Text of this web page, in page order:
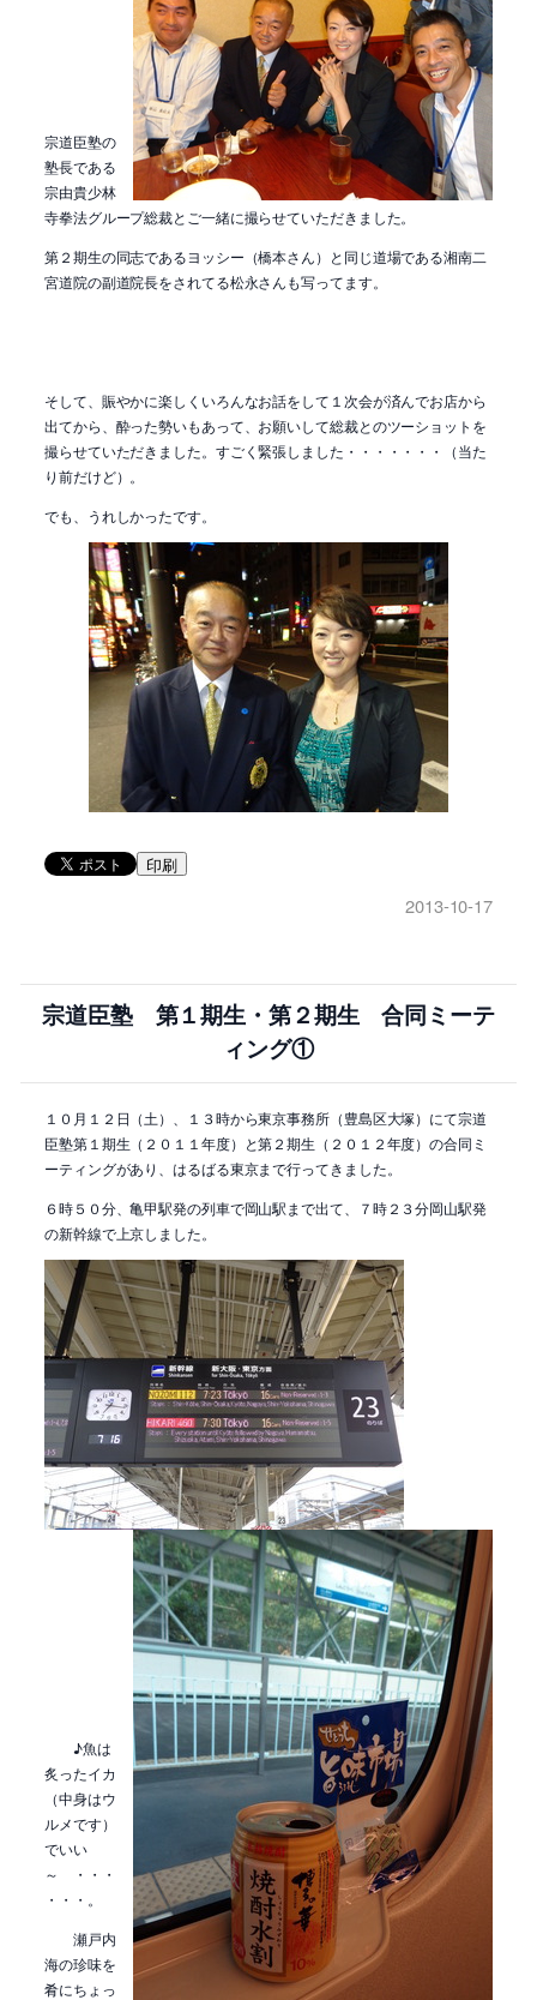
宗道臣塾の
塾長である
宗由貴少林
寺拳法グループ総裁とご一緒に撮らせていただきました。
第２期生の同志であるヨッシー（橋本さん）と同じ道場である湘南二
宮道院の副道院長をされてる松永さんも写ってます。
そして、賑やかに楽しくいろんなお話をして１次会が済んでお店から
出てから、酔った勢いもあって、お願いして総裁とのツーショットを
撮らせていただきました。すごく緊張しました・・・・・・・（当た
り前だけど）。
でも、うれしかったです。
印刷
2013-10-17
宗道臣塾 第１期生・第２期生 合同ミーテ
ィング①
１０月１２日（土）、１３時から東京事務所（豊島区大塚）にて宗道
臣塾第１期生（２０１１年度）と第２期生（２０１２年度）の合同ミ
ーティングがあり、はるばる東京まで行ってきました。
６時５０分、亀甲駅発の列車で岡山駅まで出て、７時２３分岡山駅発
の新幹線で上京しました。
♪魚は
炙ったイカ
（中身はウ
ルメです）
でいい
～ ・・・
・・・。
瀬戸内
海の珍味を
肴にちょっ